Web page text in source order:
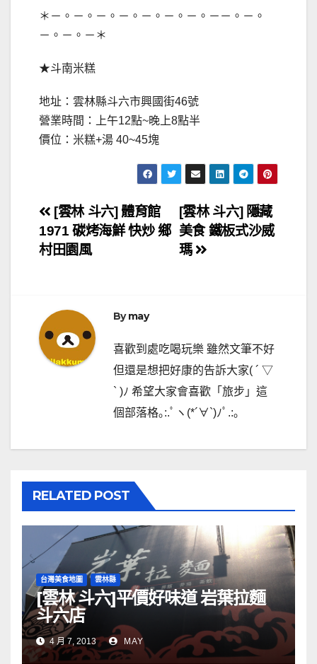
＊－。－。－。－。－。－。－。－－。－。
－。－。－＊
★斗南米糕
地址：雲林縣斗六市興國街46號
營業時間：上午12點~晚上8點半
價位：米糕+湯 40~45塊
文
章
覽
[雲林 斗六] 隱藏
美食 鐵板式沙威
瑪
[雲林 斗六] 體育館
1971 碳烤海鮮 快炒 鄉
村田園風
Bymay
喜歡到處吃喝玩樂 雖然文筆不好
但還是想把好康的告訴大家( ´ ▽
` )ﾉ 希望大家會喜歡「旅步」這
個部落格｡:.ﾟヽ(*´∀`)ﾉﾟ.:｡
RELATED POST
台灣美食地圖 雲林縣
[雲林 斗六]平價好味道 岩葉拉麵
斗六店
4 月 7, 2013 MAY